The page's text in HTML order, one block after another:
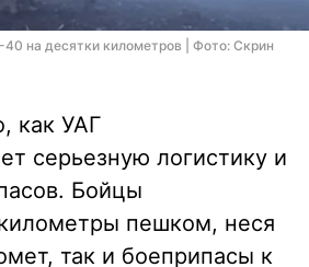
на десятки километров | Фото: Скрин
как УАГ
серьезную логистику и
Бойцы
пешком, неся
так и боеприпасы к